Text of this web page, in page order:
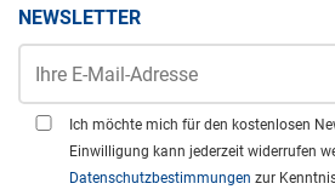
NEWSLETTER
Ich möchte mich für den kostenlosen
Einwilligung kann jederzeit widerrufen
Datenschutzbestimmungen zur